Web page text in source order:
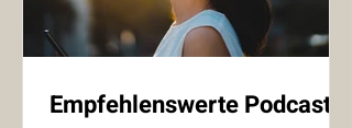
Empfehlenswerte Podcasts: